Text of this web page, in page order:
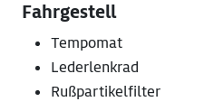
Fahrgestell
Tempomat
Lederlenkrad
Rußpartikelfilter